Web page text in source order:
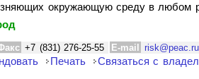
окружающую среду в любом
+7 (831) 276-25-55 E-mail risk@peac.ru
Печать Связаться с